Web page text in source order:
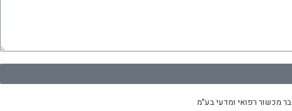
מכשור רפואי ומדעי בע"מ